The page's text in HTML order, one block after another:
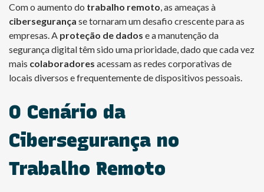
Com o aumento do trabalho remoto, as ameaças à
cibersegurança se tornaram um desafio crescente para as
empresas. A proteção de dados e a manutenção da
segurança digital têm sido uma prioridade, dado que cada vez
mais colaboradores acessam as redes corporativas de
locais diversos e frequentemente de dispositivos pessoais.
O Cenário da
Cibersegurança no
Trabalho Remoto